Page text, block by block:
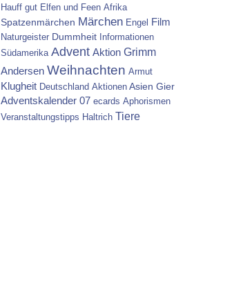
Hauff gut Elfen und Feen Afrika
Spatzenmärchen Märchen Engel Film
Naturgeister Dummheit
Informationen
Südamerika Advent Aktion Grimm
Andersen Weihnachten Armut
Klugheit Deutschland Aktionen Asien Gier
Adventskalender 07 ecards Aphorismen
Veranstaltungstipps Haltrich Tiere